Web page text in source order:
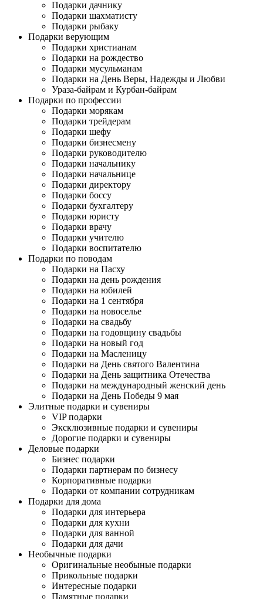
Подарки дачнику
Подарки шахматисту
Подарки рыбаку
Подарки верующим
Подарки христианам
Подарки на рождество
Подарки мусульманам
Подарки на День Веры, Надежды и Любви
Ураза-байрам и Курбан-байрам
Подарки по профессии
Подарки морякам
Подарки трейдерам
Подарки шефу
Подарки бизнесмену
Подарки руководителю
Подарки начальнику
Подарки начальнице
Подарки директору
Подарки боссу
Подарки бухгалтеру
Подарки юристу
Подарки врачу
Подарки учителю
Подарки воспитателю
Подарки по поводам
Подарки на Пасху
Подарки на день рождения
Подарки на юбилей
Подарки на 1 сентября
Подарки на новоселье
Подарки на свадьбу
Подарки на годовщину свадьбы
Подарки на новый год
Подарки на Масленицу
Подарки на День святого Валентина
Подарки на День защитника Отечества
Подарки на международный женский день
Подарки на День Победы 9 мая
Элитные подарки и сувениры
VIP подарки
Эксклюзивные подарки и сувениры
Дорогие подарки и сувениры
Деловые подарки
Бизнес подарки
Подарки партнерам по бизнесу
Корпоративные подарки
Подарки от компании сотрудникам
Подарки для дома
Подарки для интерьера
Подарки для кухни
Подарки для ванной
Подарки для дачи
Необычные подарки
Оригинальные необыные подарки
Прикольные подарки
Интересные подарки
Памятные подарки